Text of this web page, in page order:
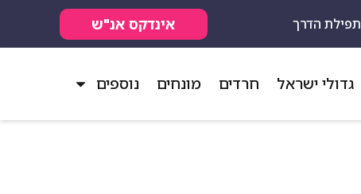
תפילת הדרך אינדקס אנ"ש
גדולי ישראל חרדים מונחים נוספים